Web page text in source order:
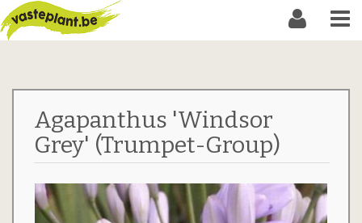
Agapanthus 'Windsor
Grey' (Trumpet-Group)